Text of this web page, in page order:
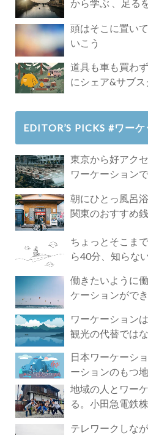
から学ぶ 、足る
頭はそこに置い
いこう
道具も車も買わ
にシェア&サブ
EDITOR’S PICKS #ワー
東京から好アク
ワーケーション
朝にひとっ風呂
関東のおすすめ
ちょっとそこま
ら40分、知らな
働きたいように
ケーションがで
ワーケーション
観光の代替では
日本ワーケーシ
ーションのもつ
地域の人とワー
る。小田急電鉄
テレワークしな